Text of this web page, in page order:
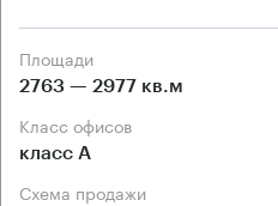
Площади
2763 — 2977 кв.м
Класс офисов
класс А
Схема продажи